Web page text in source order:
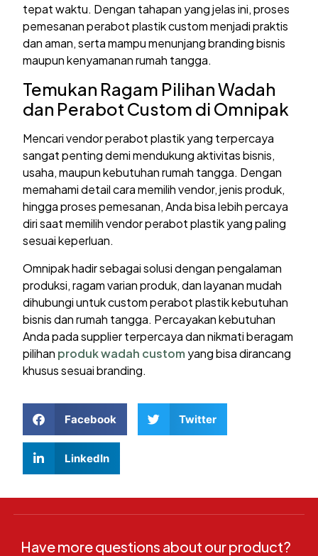
tepat waktu. Dengan tahapan yang jelas ini, proses
pemesanan perabot plastik custom menjadi praktis
dan aman, serta mampu menunjang branding bisnis
maupun kenyamanan rumah tangga.
Temukan Ragam Pilihan Wadah
dan Perabot Custom di Omnipak
Mencari vendor perabot plastik yang terpercaya
sangat penting demi mendukung aktivitas bisnis,
usaha, maupun kebutuhan rumah tangga. Dengan
memahami detail cara memilih vendor, jenis produk,
hingga proses pemesanan, Anda bisa lebih percaya
diri saat memilih vendor perabot plastik yang paling
sesuai keperluan.
Omnipak hadir sebagai solusi dengan pengalaman
produksi, ragam varian produk, dan layanan mudah
dihubungi untuk custom perabot plastik kebutuhan
bisnis dan rumah tangga. Percayakan kebutuhan
Anda pada supplier terpercaya dan nikmati beragam
pilihan produk wadah custom yang bisa dirancang
khusus sesuai branding.
Facebook Twitter
LinkedIn
Have more questions about our product?